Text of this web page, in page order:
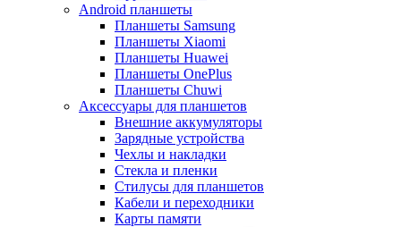
Android планшеты
Планшеты Samsung
Планшеты Xiaomi
Планшеты Huawei
Планшеты OnePlus
Планшеты Chuwi
Аксессуары для планшетов
Внешние аккумуляторы
Зарядные устройства
Чехлы и накладки
Стекла и пленки
Стилусы для планшетов
Кабели и переходники
Карты памяти